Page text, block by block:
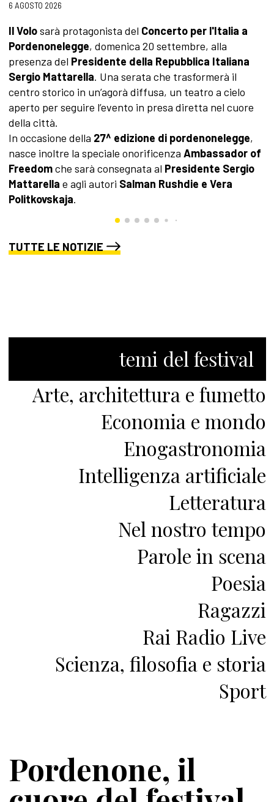
6 AGOSTO 2026
Il Volosarà protagonista del Concerto per l'Italia a
Pordenonelegge, domenica 20 settembre, alla
presenza del Presidente della Repubblica Italiana
Sergio Mattarella. Una serata che trasformerà il
centro storico in un’agorà diffusa, un teatro a cielo
aperto per seguire l’evento in presa diretta nel cuore
della città.
In occasione della 27^ edizione di pordenonelegge,
nasce inoltre la speciale onorificenza Ambassador of
Freedomche sarà consegnata al Presidente Sergio
Mattarella e agli autori Salman Rushdie e Vera
Politkovskaja.
TUTTE LE NOTIZIE
Arte, architettura e fumetto
Economia e mondo
Enogastronomia
Intelligenza artificiale
Letteratura
Nel nostro tempo
Parole in scena
Poesia
Ragazzi
Rai Radio Live
Scienza, filosofia e storia
Sport
temi del festival
Pordenone, il